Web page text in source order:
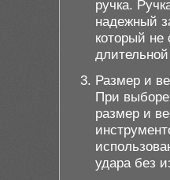
ручка.
надежный
который не
Размер и
При
размер и
удара без